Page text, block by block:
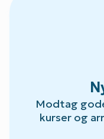
Modtag
kurser og